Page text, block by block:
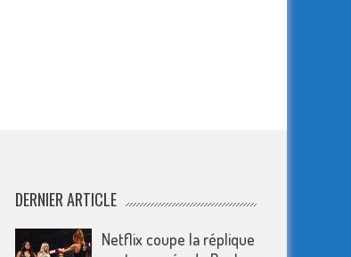
DERNIER ARTICLE
Netflix coupe la réplique